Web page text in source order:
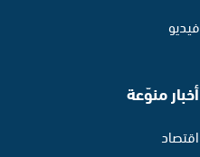
فيديو
أخبار منوّعة
اقتصاد